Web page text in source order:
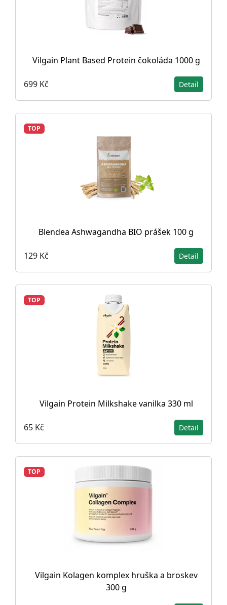
Vilgain Plant Based Protein čokoláda 1000 g
699 Kč Detail
TOP
Blendea Ashwagandha BIO prášek 100 g
129 Kč Detail
TOP
Vilgain Protein Milkshake vanilka 330 ml
65 Kč Detail
TOP
Vilgain Kolagen komplex hruška a broskev
300 g